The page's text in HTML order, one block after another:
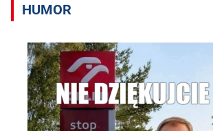
HUMOR